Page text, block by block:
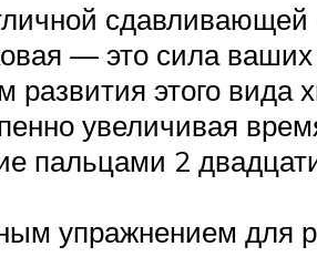
сдавливающей
— это сила
этого вида
увеличивая
пальцами 2
упражнением для